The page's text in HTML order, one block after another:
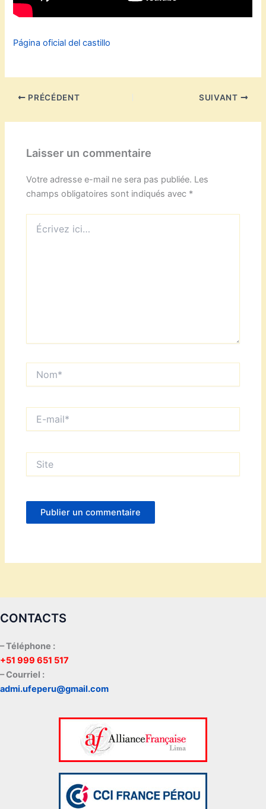
Página oficial del castillo
PRÉCÉDENT SUIVANT
Laisser un commentaire
Votre adresse e-mail ne sera pas publiée. Les
champs obligatoires sont indiqués avec *
ici…
mail*
CONTACTS
– Téléphone :
+51 999 651 517
– Courriel :
admi.ufeperu@gmail.com